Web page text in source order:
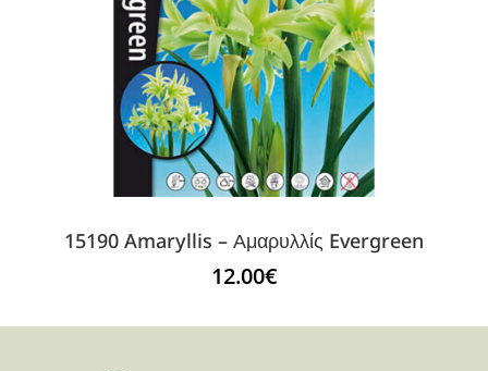
15190 Amaryllis – Αμαρυλλίς Evergreen
12.00€